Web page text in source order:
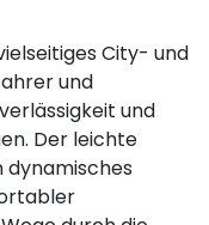
City- und
und
und
Der leichte